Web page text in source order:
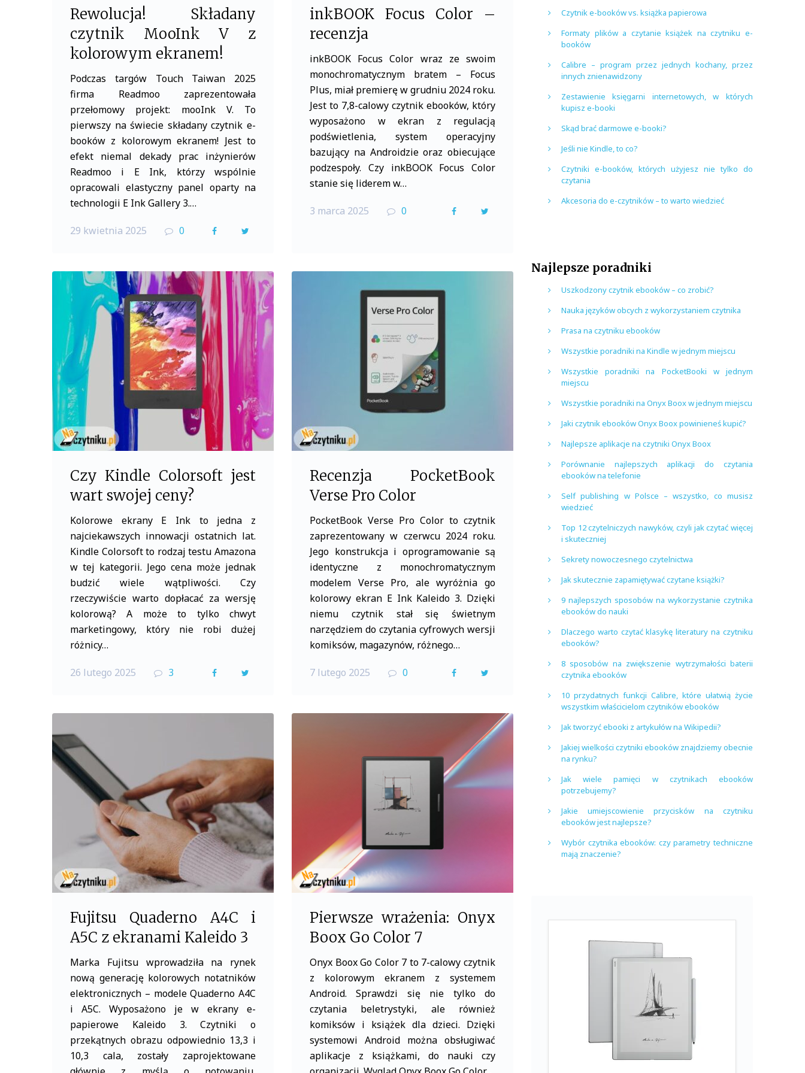
Rewolucja! Składany
czytnik MooInk V z
kolorowym ekranem!
Podczas targów Touch Taiwan 2025
firma Readmoo zaprezentowała
przełomowy projekt: mooInk V. To
pierwszy na świecie składany czytnik e-
booków z kolorowym ekranem! Jest to
efekt niemal dekady prac inżynierów
Readmoo i E Ink, którzy wspólnie
opracowali elastyczny panel oparty na
technologii E Ink Gallery 3.…
29 kwietnia 2025 0
F
c
e
b
o
o
i
t
e
inkBOOK Focus Color –
recenzja
inkBOOK Focus Color wraz ze swoim
monochromatycznym bratem – Focus
Plus, miał premierę w grudniu 2024 roku.
Jest to 7,8-calowy czytnik ebooków, który
wyposażono w ekran z regulacją
podświetlenia, system operacyjny
bazujący na Androidzie oraz obiecujące
podzespoły. Czy inkBOOK Focus Color
stanie się liderem w…
3 marca 2025 0
F
e
t
Czy Kindle Colorsoft jest
wart swojej ceny?
Kolorowe ekrany E Ink to jedna z
najciekawszych innowacji ostatnich lat.
Kindle Colorsoft to rodzaj testu Amazona
w tej kategorii. Jego cena może jednak
budzić wiele wątpliwości. Czy
rzeczywiście warto dopłacać za wersję
kolorową? A może to tylko chwyt
marketingowy, który nie robi dużej
różnicy…
26 lutego 2025 3
F
c
o
o
k
i
t
e
Recenzja PocketBook
Verse Pro Color
PocketBook Verse Pro Color to czytnik
zaprezentowany w czerwcu 2024 roku.
Jego konstrukcja i oprogramowanie są
identyczne z monochromatycznym
modelem Verse Pro, ale wyróżnia go
kolorowy ekran E Ink Kaleido 3. Dzięki
niemu czytnik stał się świetnym
narzędziem do czytania cyfrowych wersji
komiksów, magazynów, różnego…
7 lutego 2025 0
F
c
b
o
i
t
e
Fujitsu Quaderno A4C i
A5C z ekranami Kaleido 3
Marka Fujitsu wprowadziła na rynek
nową generację kolorowych notatników
elektronicznych – modele Quaderno A4C
i A5C. Wyposażono je w ekrany e-
papierowe Kaleido 3. Czytniki o
przekątnych obrazu odpowiednio 13,3 i
10,3 cala, zostały zaprojektowane
Pierwsze wrażenia: Onyx
Boox Go Color 7
Onyx Boox Go Color 7 to 7-calowy czytnik
z kolorowym ekranem z systemem
Android. Sprawdzi się nie tylko do
czytania beletrystyki, ale również
komiksów i książek dla dzieci. Dzięki
systemowi Android można obsługiwać
aplikacje z książkami, do nauki czy
Czytnik e-booków vs. książka papierowa
Formaty plików a czytanie książek na czytniku e-
booków
Calibre – program przez jednych kochany, przez
innych znienawidzony
Zestawienie księgarni internetowych, w których
kupisz e-booki
Skąd brać darmowe e-booki?
Jeśli nie Kindle, to co?
Czytniki e-booków, których użyjesz nie tylko do
czytania
Akcesoria do e-czytników – to warto wiedzieć
Najlepsze poradniki
Uszkodzony czytnik ebooków – co zrobić?
Nauka języków obcych z wykorzystaniem czytnika
Prasa na czytniku ebooków
Wszystkie poradniki na Kindle w jednym miejscu
Wszystkie poradniki na PocketBooki w jednym
miejscu
Wszystkie poradniki na Onyx Boox w jednym miejscu
Jaki czytnik ebooków Onyx Boox powinieneś kupić?
Najlepsze aplikacje na czytniki Onyx Boox
Porównanie najlepszych aplikacji do czytania
ebooków na telefonie
Self publishing w Polsce – wszystko, co musisz
wiedzieć
Top 12 czytelniczych nawyków, czyli jak czytać więcej
i skuteczniej
Sekrety nowoczesnego czytelnictwa
Jak skutecznie zapamiętywać czytane książki?
9 najlepszych sposobów na wykorzystanie czytnika
ebooków do nauki
Dlaczego warto czytać klasykę literatury na czytniku
ebooków?
8 sposobów na zwiększenie wytrzymałości baterii
czytnika ebooków
10 przydatnych funkcji Calibre, które ułatwią życie
wszystkim właścicielom czytników ebooków
Jak tworzyć ebooki z artykułów na Wikipedii?
Jakiej wielkości czytniki ebooków znajdziemy obecnie
na rynku?
Jak wiele pamięci w czytnikach ebooków
potrzebujemy?
Jakie umiejscowienie przycisków na czytniku
ebooków jest najlepsze?
Wybór czytnika ebooków: czy parametry techniczne
mają znaczenie?